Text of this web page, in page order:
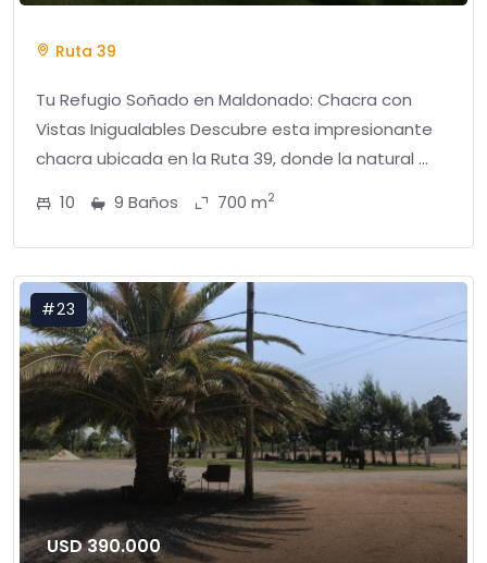
Ruta 39
Tu Refugio Soñado en Maldonado: Chacra con
Vistas Inigualables Descubre esta impresionante
chacra ubicada en la Ruta 39, donde la natural ...
10
9 Baños 700 m2
#23
USD 390.000